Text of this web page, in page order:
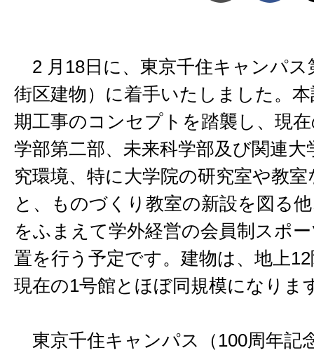
2 月18日に、東京千住キャンパ
街区建物）に着手いたしました。
期工事のコンセプトを踏襲し、現
学部第二部、未来科学部及び関連大
究環境、特に大学院の研究室や教
と、ものづくり教室の新設を図る
をふまえて学外経営の会員制スポ
置を行う予定です。建物は、地上
現在の1号館とほぼ同規模になりま
東京千住キャンパス（100周年記